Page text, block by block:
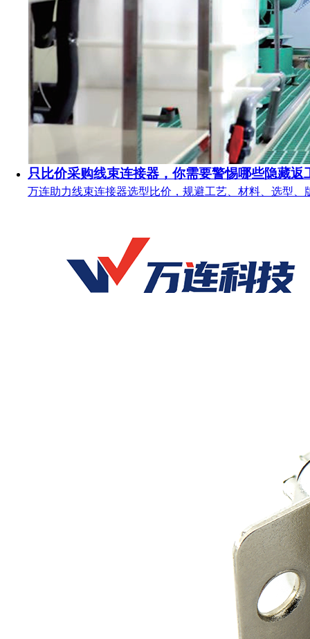
只比价采购线束连接器，你需要警惕哪些隐藏返
万连助力线束连接器选型比价，规避工艺、材料、选型、